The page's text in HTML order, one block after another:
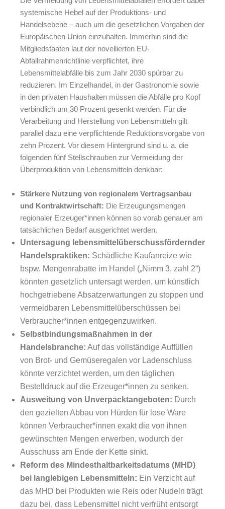
systemische Hebel auf der Produktions- und
Handelsebene – auch um die gesetzlichen Vorgaben der
Europäischen Union einzuhalten. Immerhin sind die
Mitgliedstaaten laut der novellierten EU-
Abfallrahmenrichtlinie verpflichtet, ihre
Lebensmittelabfälle bis zum Jahr 2030 spürbar zu
reduzieren. Im Einzelhandel, in der Gastronomie sowie
in den privaten Haushalten müssen die Abfälle pro Kopf
verbindlich um 30 Prozent gesenkt werden. Für die
Verarbeitung und Herstellung von Lebensmitteln gilt
parallel dazu eine verpflichtende Reduktionsvorgabe von
zehn Prozent. Vor diesem Hintergrund sind u. a. die
folgenden fünf Stellschrauben zur Vermeidung der
Überproduktion von Lebensmitteln denkbar:
Stärkere Nutzung von regionalem Vertragsanbau
und Kontraktwirtschaft: Die Erzeugungsmengen
regionaler Erzeuger*innen können so vorab genauer am
tatsächlichen Bedarf ausgerichtet werden.
Untersagung lebensmittelüberschussfördernder
Handelspraktiken: Schädliche Kaufanreize wie
bspw. Mengenrabatte im Handel („Nimm 3, zahl 2“)
könnten gesetzlich untersagt werden, um künstlich
hochgetriebene Absatzerwartungen zu stoppen und
vermeidbaren Lebensmittelüberschüssen bei
Verbraucher*innen entgegenzuwirken.
Selbstbindungsmaßnahmen in der
Handelsbranche: Auf das vollständige Auffüllen
von Brot- und Gemüseregalen vor Ladenschluss
könnte verzichtet werden, um den täglichen
Bestelldruck auf die Erzeuger*innen zu senken.
Ausweitung von Unverpacktangeboten: Durch
den gezielten Abbau von Hürden für lose Ware
können Verbraucher*innen exakt die von ihnen
gewünschten Mengen erwerben, wodurch der
Ausschuss am Ende der Kette sinkt.
Reform des Mindesthaltbarkeitsdatums (MHD)
bei langlebigen Lebensmitteln: Ein Verzicht auf
das MHD bei Produkten wie Reis oder Nudeln trägt
dazu bei, dass Lebensmittel nicht verfrüht entsorgt